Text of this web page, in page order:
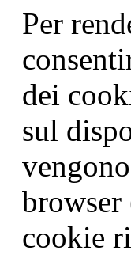
Per
dei
sul
browser
cookie